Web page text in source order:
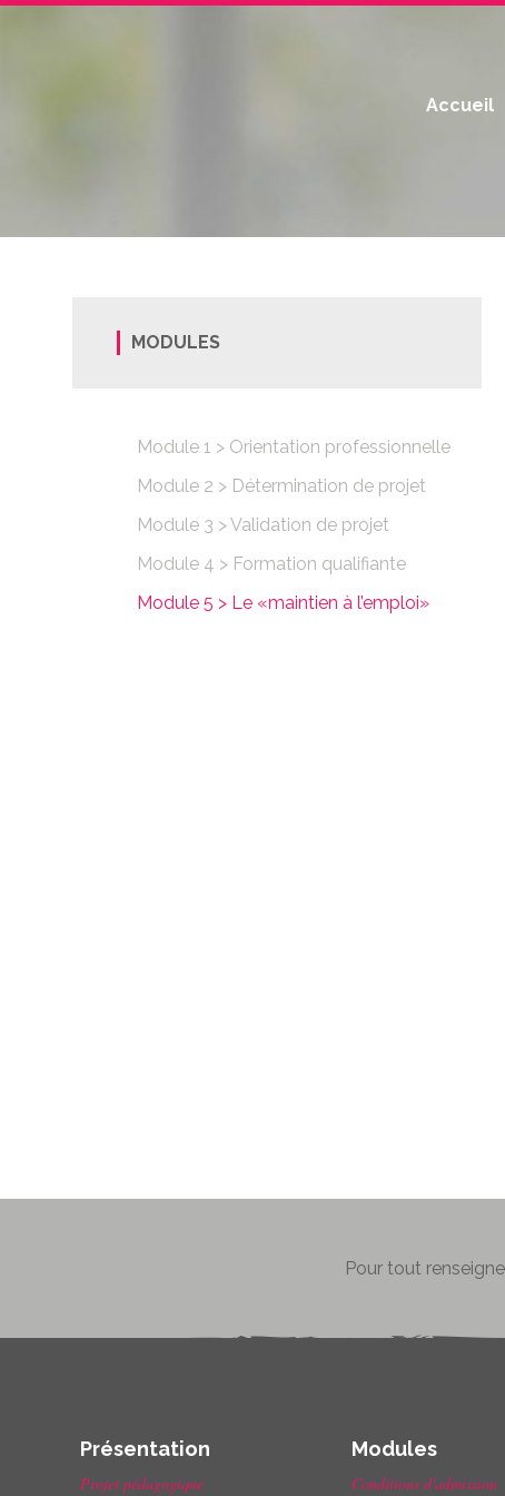
Accueil
MODULES
Module 1 > Orientation professionnelle
Module 2 > Détermination de projet
Module 3 > Validation de projet
Module 4 > Formation qualifiante
Module 5 > Le «maintien à l’emploi»
Pour tout
Présentation
Projet pédagogique
Modules
Conditions d'admission